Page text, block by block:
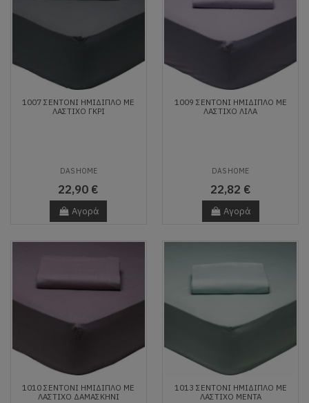
1007 ΣΕΝΤΟΝΙ ΗΜΙΔΙΠΛΟ ΜΕ
ΛΑΣΤΙΧΟ ΓΚΡΙ
DAS HOME
22,90 €
Αγορά
1009 ΣΕΝΤΟΝΙ ΗΜΙΔΙΠΛΟ ΜΕ
ΛΑΣΤΙΧΟ ΛΙΛΑ
DAS HOME
22,82 €
Αγορά
1010 ΣΕΝΤΟΝΙ ΗΜΙΔΙΠΛΟ ΜΕ
ΛΑΣΤΙΧΟ ΔΑΜΑΣΚΗΝΙ
1013 ΣΕΝΤΟΝΙ ΗΜΙΔΙΠΛΟ ΜΕ
ΛΑΣΤΙΧΟ ΜΕΝΤΑ